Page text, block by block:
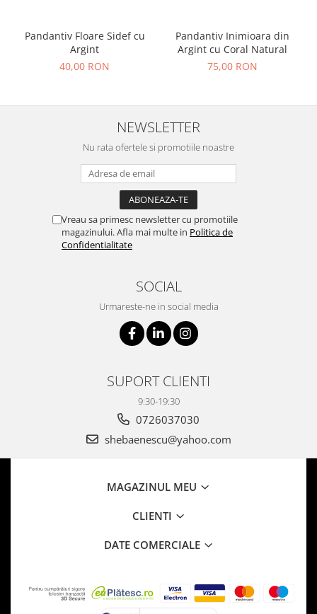
Pandantiv Floare Sidef cu
Argint
40,00 RON
Pandantiv Inimioara din
Argint cu Coral Natural
75,00 RON
NEWSLETTER
Nu rata ofertele si promotiile noastre
Vreau sa primesc newsletter cu promotiile
magazinului. Afla mai multe in Politica de
Confidentialitate
SOCIAL
Urmareste-ne in social media
SUPORT CLIENTI
9:30-19:30
0726037030
shebaenescu@yahoo.com
MAGAZINUL MEU
CLIENTI
DATE COMERCIALE